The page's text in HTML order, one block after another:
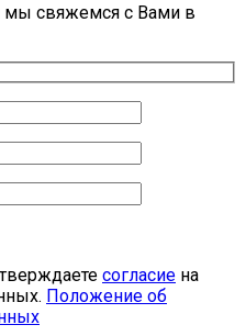
мы свяжемся с Вами в
согласие на
Положение об